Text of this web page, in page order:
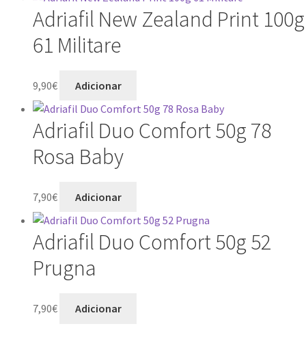
Adriafil New Zealand Print 100g
61 Militare
9,90€ Adicionar
Adriafil Duo Comfort 50g 78
Rosa Baby
7,90€ Adicionar
Adriafil Duo Comfort 50g 52
Prugna
7,90€ Adicionar